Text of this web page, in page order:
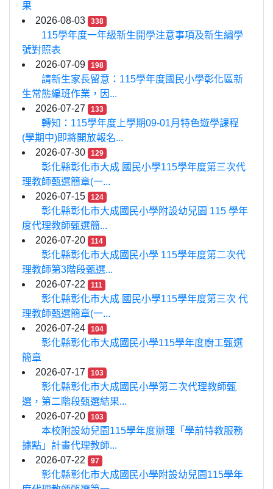
果
2026-08-03
338
115學年度一年級新生開學注意事項及新生繡學
號對照表
2026-07-09
198
請新生家長留意：115學年度國民小學彰化區新
生常態編班作業，因...
2026-07-27
133
轉知：115學年度上學期09-01月特色遊學課程
(學期中)即將開放報名...
2026-07-30
129
彰化縣彰化市大成 國民小學115學年度第三次代
理教師甄選簡章(一...
2026-07-15
124
彰化縣彰化市大成國民小學附設幼兒園 115 學年
度代理教師甄選簡...
2026-07-20
114
彰化縣彰化市大成國民小學 115學年度第二次代
理教師第3階段甄選...
2026-07-22
111
彰化縣彰化市大成 國民小學115學年度第三次 代
理教師甄選簡章(一...
2026-07-24
104
彰化縣彰化市大成國民小學115學年度廚工甄選
簡章
2026-07-17
103
彰化縣彰化市大成國民小學第二次代理教師甄
選，第二階段甄選結果...
2026-07-20
103
本校附設幼兒園115學年度辦理「學前特教服務
據點」計畫代理教師...
2026-07-22
97
彰化縣彰化市大成國民小學附設幼兒園115學年